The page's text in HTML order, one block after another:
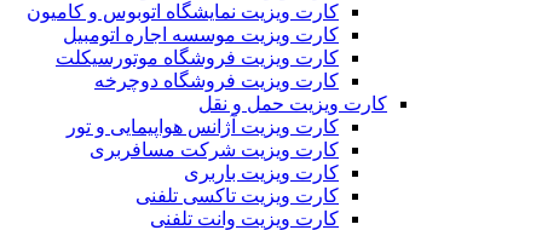
کارت ویزیت نمایشگاه اتوبوس و کامیون
کارت ویزیت موسسه اجاره اتومبیل
کارت ویزیت فروشگاه موتورسیکلت
کارت ویزیت فروشگاه دوچرخه
کارت ویزیت حمل و نقل
کارت ویزیت آژانس هواپیمایی و تور
کارت ویزیت شرکت مسافربری
کارت ویزیت باربری
کارت ویزیت تاکسی تلفنی
کارت ویزیت وانت تلفنی